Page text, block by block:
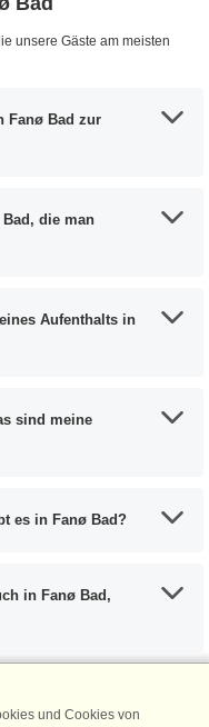
unsere Gäste am meisten
Fanø Bad zur
die man
Aufenthalts in
sind meine
es in Fanø Bad?
in Fanø Bad,
und Cookies von